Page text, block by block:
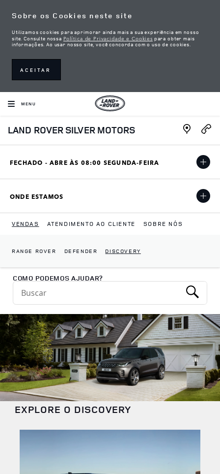
Sobre os Cookies neste site
Utilizamos cookies para aprimorar ainda mais a sua experiência em nosso
site. Consulte nossa Política de Privacidade e Cookies para obter mais
informações. Ao usar nosso site, você concorda com o uso de cookies.
ACEITAR
MENU
LAND ROVER SILVER MOTORS Link
FECHADO - ABRE ÀS 08:00 SEGUNDA-FEIRA
ONDE ESTAMOS
VENDAS ATENDIMENTO AO CLIENTE SOBRE NÓS
RANGE ROVER DEFENDER DISCOVERY
Return to Nav
COMO PODEMOS AJUDAR?
Conduct a search
Submit
EXPLORE O DISCOVERY